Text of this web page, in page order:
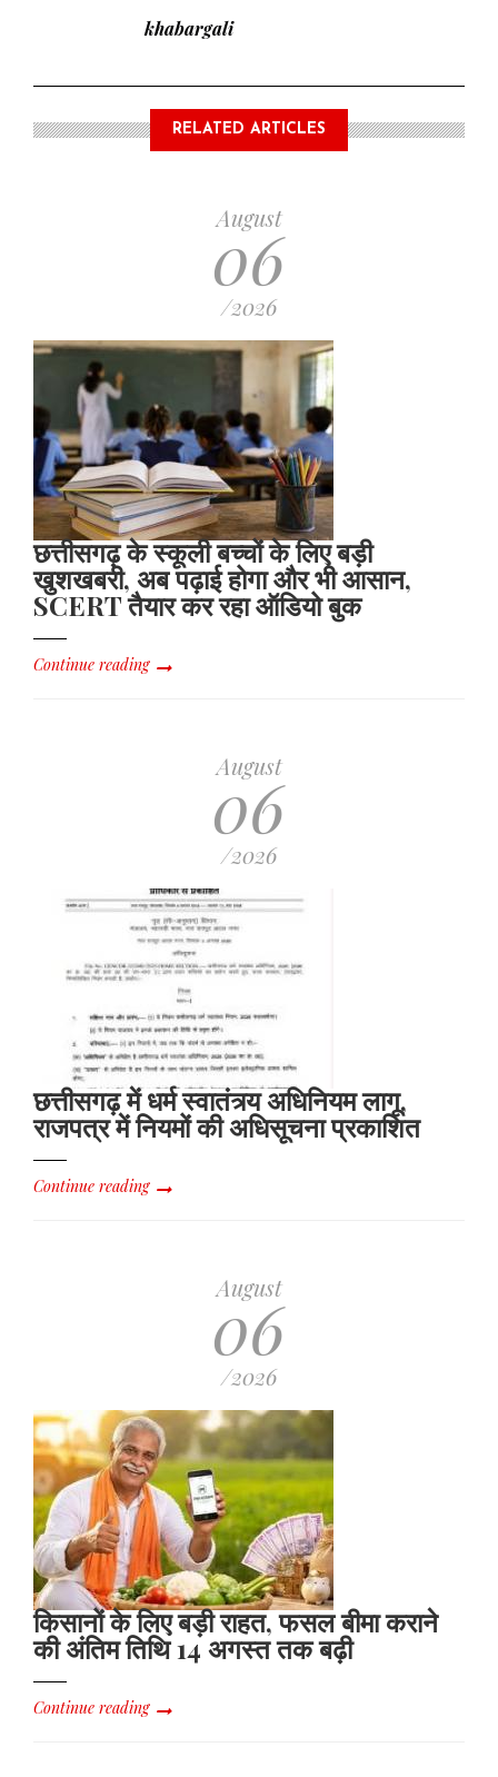
khabargali
RELATED ARTICLES
August
06
/2026
छत्तीसगढ़ के स्कूली बच्चों के लिए बड़ी
खुशखबरी, अब पढ़ाई होगा और भी आसान,
SCERT तैयार कर रहा ऑडियो बुक
Continue reading
August
06
/2026
छत्तीसगढ़ में धर्म स्वातंत्र्य अधिनियम लागू,
राजपत्र में नियमों की अधिसूचना प्रकाशित
Continue reading
August
06
/2026
किसानों के लिए बड़ी राहत, फसल बीमा कराने
की अंतिम तिथि 14 अगस्त तक बढ़ी
Continue reading